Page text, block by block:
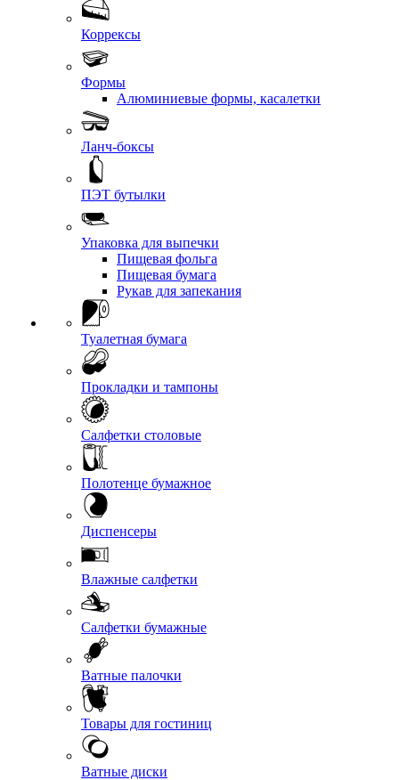
Коррексы
Формы
Алюминиевые формы, касалетки
Ланч-боксы
ПЭТ бутылки
Упаковка для выпечки
Пищевая фольга
Пищевая бумага
Рукав для запекания
Туалетная бумага
Прокладки и тампоны
Салфетки столовые
Полотенце бумажное
Диспенсеры
Влажные салфетки
Салфетки бумажные
Ватные палочки
Товары для гостиниц
Ватные диски